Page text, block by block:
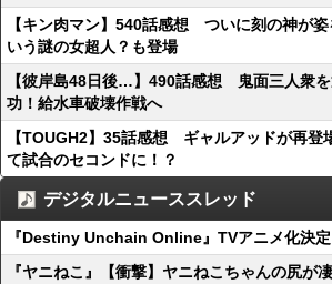
【キン肉マン】540話感想 ついに刻の神が
いう謎の女超人？も登場
【彼岸島48日後…】490話感想 鬼面三人衆
功！給水車破壊作戦へ
【TOUGH2】35話感想 ギャルアッドが再登
て試合のセコンドに！？
デジタルニューススレッド
『Destiny Unchain Online』TVアニメ化決定
『ヤニねこ』【衝撃】ヤニねこちゃんの尻が